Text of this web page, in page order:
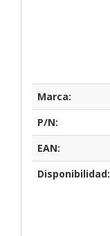
Marca:
P/N:
EAN:
Disponibilidad: